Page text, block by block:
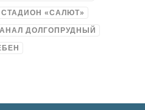
СТАДИОН «САЛЮТ»
ДОЛГОПРУДНЫЙ